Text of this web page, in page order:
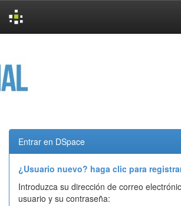
Entrar en DSpace
¿Usuario nuevo? haga clic para
Introduzca su dirección de correo
usuario y su contraseña: